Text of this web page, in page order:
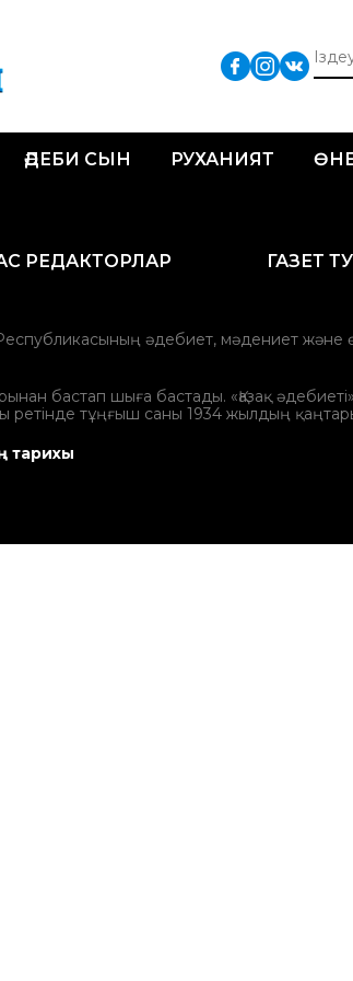
ӘДЕБИ СЫН РУХАНИЯТ
РЕДАКТОРЛАР ГАЗЕТ
Республикасының әдебиет, мәдениет және
бастап шыға бастады. «Қазақ әдебиеті»
ретінде тұңғыш саны 1934 жылдың
тарихы